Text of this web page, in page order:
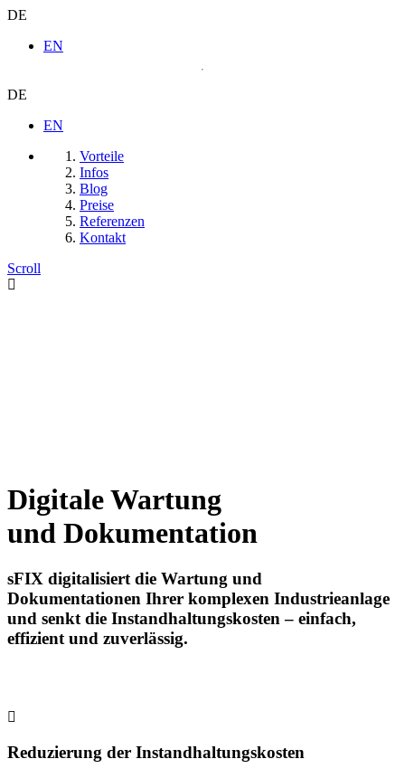
DE
EN
DE
EN
Vorteile
Infos
Blog
Preise
Referenzen
Kontakt
Scroll
Digitale Wartung
und Dokumentation
sFIX digitalisiert die Wartung und
Dokumentationen Ihrer komplexen Industrieanlage
und senkt die Instandhaltungskosten – einfach,
effizient und zuverlässig.
Reduzierung der Instandhaltungskosten